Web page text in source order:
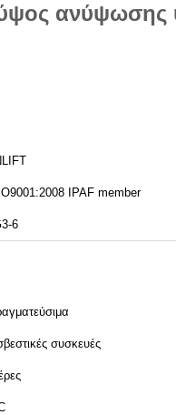
ανύψωσης
CE ISO9001:2008 IPAF member
6
συσκευές